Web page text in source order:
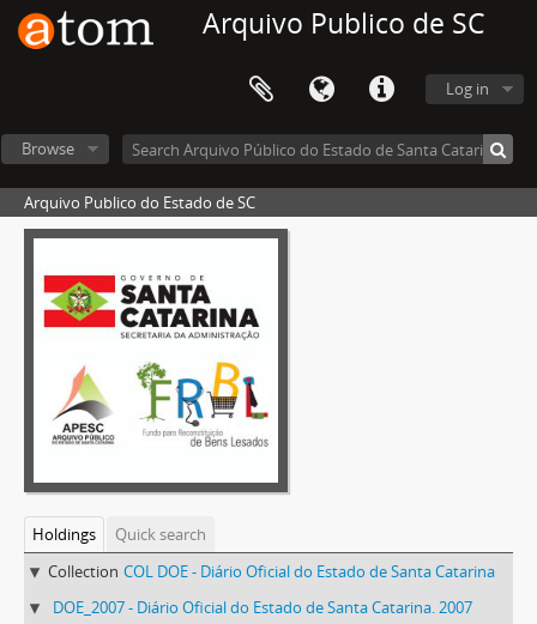
Arquivo Publico de SC
Log in
Browse
Arquivo Publico do Estado de SC
Holdings
Quick search
Collection COL DOE - Diário Oficial do Estado de Santa Catarina
DOE_2007 - Diário Oficial do Estado de Santa Catarina. 2007